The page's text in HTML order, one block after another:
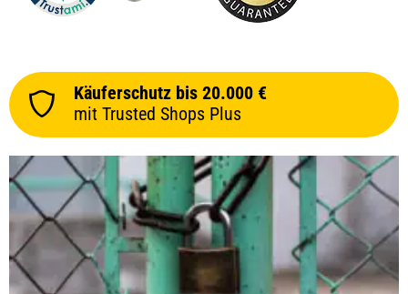
Käuferschutz bis 20.000 €
mit Trusted Shops Plus